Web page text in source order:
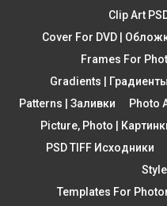
Clip Art
Cover For DVD |
Frames For
Gradients | Градиенты
Patterns | Заливки
Photo
Picture, Photo |
PSD TIFF Исходники
Templates For